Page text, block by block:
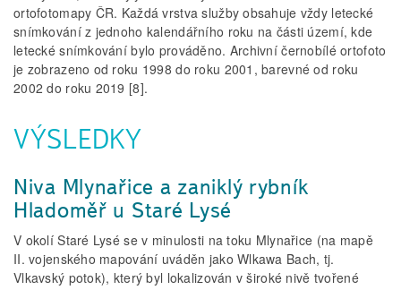
ortofotomapy ČR. Každá vrstva služby obsahuje vždy letecké
snímkování z jednoho kalendářního roku na části území, kde
letecké snímkování bylo prováděno. Archivní černobílé ortofoto
je zobrazeno od roku 1998 do roku 2001, barevné od roku
2002 do roku 2019 [8].
VÝSLEDKY
Niva Mlynařice a zaniklý rybník
Hladoměř u Staré Lysé
V okolí Staré Lysé se v minulosti na toku Mlynařice (na mapě
II. vojenského mapování uváděn jako Wlkawa Bach, tj.
Vlkavský potok), který byl lokalizován v široké nivě tvořené